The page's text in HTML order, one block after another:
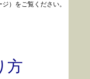
ジ）をご覧ください。
方